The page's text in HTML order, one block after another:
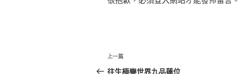
文
章
上
一
上一篇
往生極樂世界九品蓮位